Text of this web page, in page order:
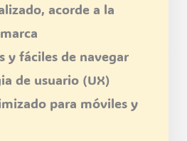
acorde a la
y fáciles de navegar
de usuario (UX)
para móviles y